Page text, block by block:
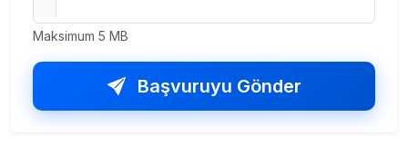
Maksimum 5 MB
Başvuruyu Gönder